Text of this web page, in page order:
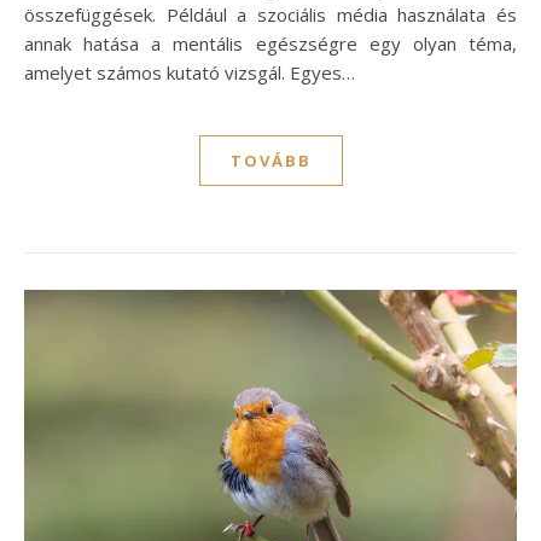
összefüggések. Például a szociális média használata és
annak hatása a mentális egészségre egy olyan téma,
amelyet számos kutató vizsgál. Egyes…
TOVÁBB